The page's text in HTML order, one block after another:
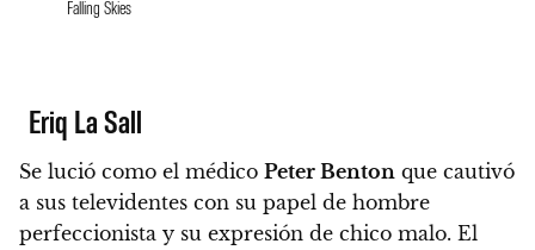
Falling Skies
Eriq La Sall
Se lució como el médico Peter Benton que cautivó
a sus televidentes con su papel de hombre
perfeccionista y su expresión de chico malo. El